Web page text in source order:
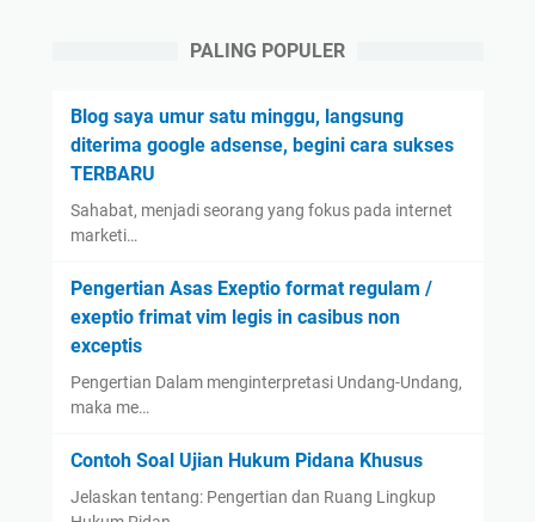
PALING POPULER
Blog saya umur satu minggu, langsung
diterima google adsense, begini cara sukses
TERBARU
Sahabat, menjadi seorang yang fokus pada internet
marketi…
Pengertian Asas Exeptio format regulam /
exeptio frimat vim legis in casibus non
exceptis
Pengertian Dalam menginterpretasi Undang-Undang,
maka me…
Contoh Soal Ujian Hukum Pidana Khusus
Jelaskan tentang: Pengertian dan Ruang Lingkup